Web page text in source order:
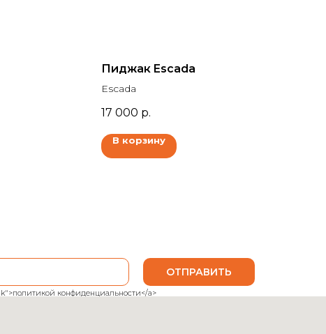
Пиджак Escada
Escada
17 000 р.
В корзину
конфиденциальности</a>
ОТПРАВИТЬ